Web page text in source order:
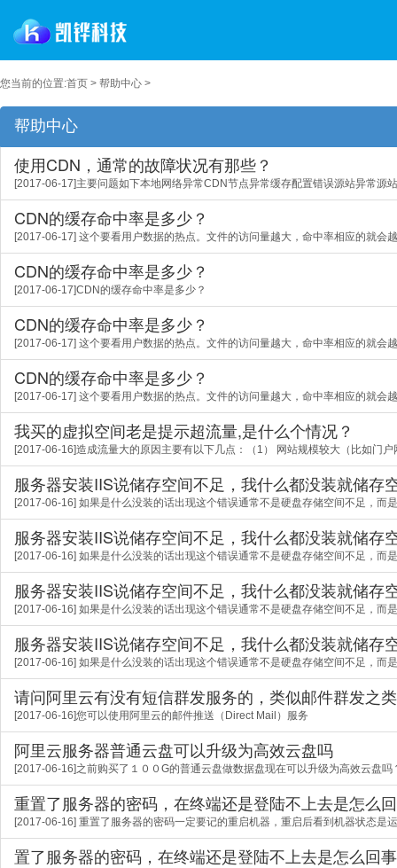
您当前的位置:首页 > 帮助中心 >
帮助中心
使用CDN，通常的故障状况有那些？
[2017-06-17]主要问题如下本地网络异常CDN节点异常缓存配置错误源站异常源
CDN的缓存命中率是多少？
[2017-06-17] 这个要看用户数据的热点。文件的访问量越大，命中率相应的就会
CDN的缓存命中率是多少？
[2017-06-17]CDN的缓存命中率是多少？
CDN的缓存命中率是多少？
[2017-06-17] 这个要看用户数据的热点。文件的访问量越大，命中率相应的就会
CDN的缓存命中率是多少？
[2017-06-17] 这个要看用户数据的热点。文件的访问量越大，命中率相应的就会
我买的虚拟空间老是提示超流量,是什么个情况？
[2017-06-16]造成流量大的原因主要有以下几点：（1） 网站规模较大（比如门
服务器安装IIS说储存空间不足，我什么都没装就储存
[2017-06-16] 如果是什么没装的话出现这个错误通常不是硬盘存储空间不足，而
服务器安装IIS说储存空间不足，我什么都没装就储存
[2017-06-16] 如果是什么没装的话出现这个错误通常不是硬盘存储空间不足，而
服务器安装IIS说储存空间不足，我什么都没装就储存
[2017-06-16] 如果是什么没装的话出现这个错误通常不是硬盘存储空间不足，而
服务器安装IIS说储存空间不足，我什么都没装就储存
[2017-06-16] 如果是什么没装的话出现这个错误通常不是硬盘存储空间不足，而
请问阿里云有没有短信群发服务的，类似邮件群发之
[2017-06-16]您可以使用阿里云的邮件推送（Direct Mail）服务
阿里云服务器普通云盘可以升级为高效云盘吗
[2017-06-16]之前购买了１００G的普通云盘做数据盘现在可以升级为高效云盘
重置了服务器的密码，在终端还是登陆不上去是怎么
[2017-06-16] 重置了服务器的密码一定要记的重启机器，重启后看到机器状态是
置了服务器的密码，在终端还是登陆不上去是怎么回